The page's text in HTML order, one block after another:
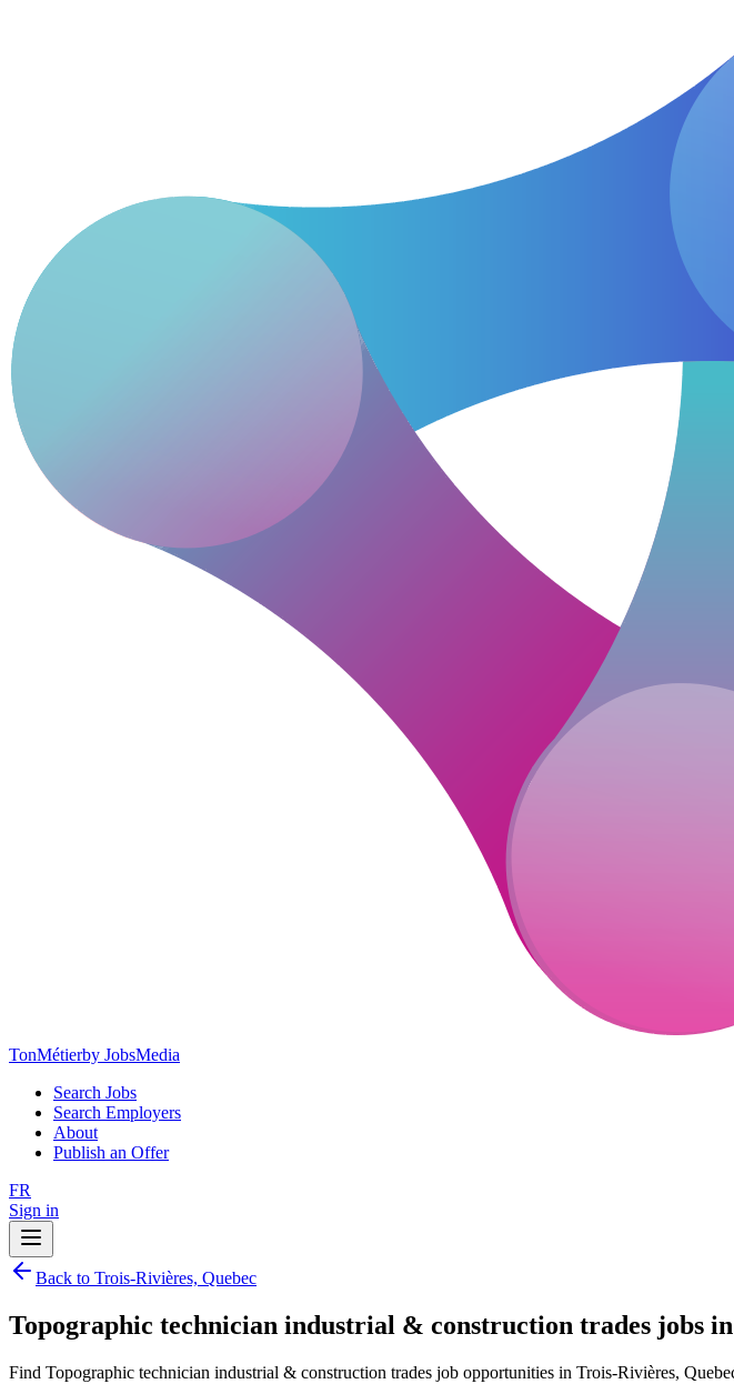
TonMétierby JobsMedia
Search Jobs
Search Employers
About
Publish an Offer
FR
Sign in
Back to Trois-Rivières, Quebec
Topographic technician industrial & construction trades jobs
Find Topographic technician industrial & construction trades job opportunities in Trois-Rivières,